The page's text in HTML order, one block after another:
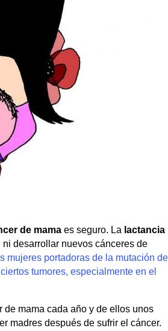
de mama es seguro. La lactancia
ni desarrollar nuevos cánceres de
mujeres portadoras de la mutación del
tumores, especialmente en el
de mama cada año y de ellos unos
madres después de sufrir el cáncer.